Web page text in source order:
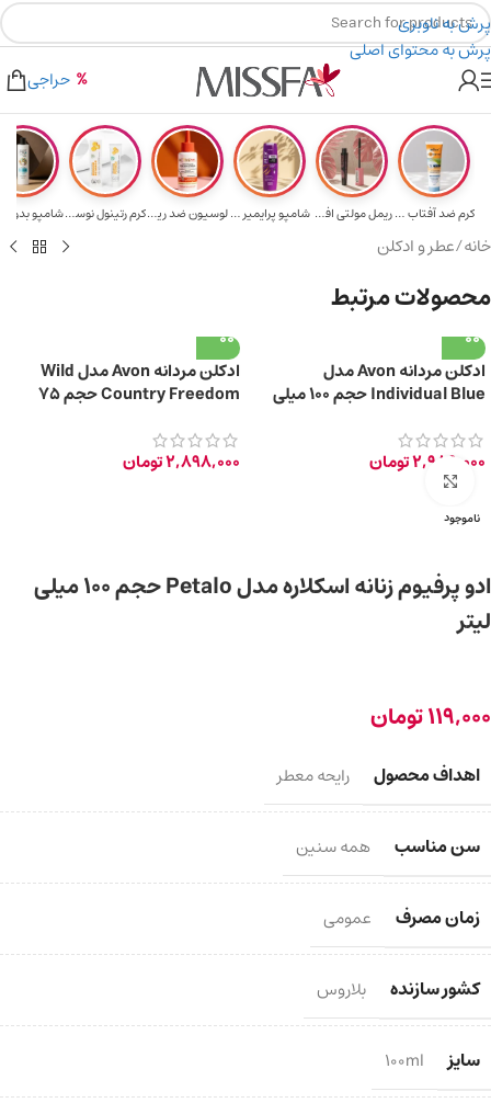
پرش به ناوبری
پرش به محتوای اصلی
۲٪ تخفیف روی سبد خرید برای روش کارت به کارت
هدیه برای خرید های بالای ۵ میلیون تومن
حراجی
کرم ضد آفتاب حا... ریمل مولتی افکت... شامپو پرایمیر پ... لوسیون ضد ریزش ... کرم رتینول نوسک...
خانه/عطر و ادکلن
محصولات مرتبط
ادکلن مردانه Avon مدل
Individual Blue حجم 100 میلی
2,986,000تومان
ادکلن مردانه Avon مدل Wild
Country Freedom حجم 75
2,898,000تومان
ناموجود
برای بزرگ‌نمایی کلیک کنید
ادو پرفیوم زنانه اسکلاره مدل Petalo حجم 100 میلی
لیتر
119,000تومان
اهداف محصول رایحه معطر
سن مناسب همه سنین
زمان مصرف عمومی
کشور سازنده بلاروس
سایز 100ml